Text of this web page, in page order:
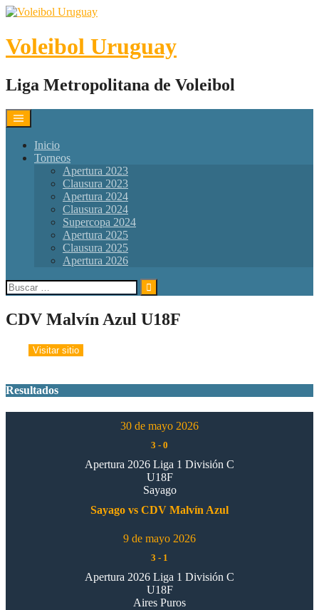
Skip
content
Voleibol Uruguay
Liga Metropolitana de Voleibol
Inicio
Torneos
Apertura 2023
Clausura 2023
Apertura 2024
Clausura 2024
Supercopa 2024
Apertura 2025
Clausura 2025
Apertura 2026
Buscar:
CDV Malvín Azul U18F
Resultados
30 de mayo 2026
3 - 0
Apertura 2026 Liga 1 División C
U18F
Sayago
Sayago vs CDV Malvín Azul
9 de mayo 2026
3 - 1
Apertura 2026 Liga 1 División C
U18F
Aires Puros